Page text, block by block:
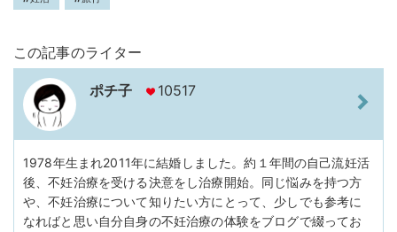
この記事のライター
ポチ子 10517
1978年生まれ2011年に結婚しました。約１年間の自己流妊活
後、不妊治療を受ける決意をし治療開始。同じ悩みを持つ方
や、不妊治療について知りたい方にとって、少しでも参考に
なればと思い自分自身の不妊治療の体験をブログで綴ってお